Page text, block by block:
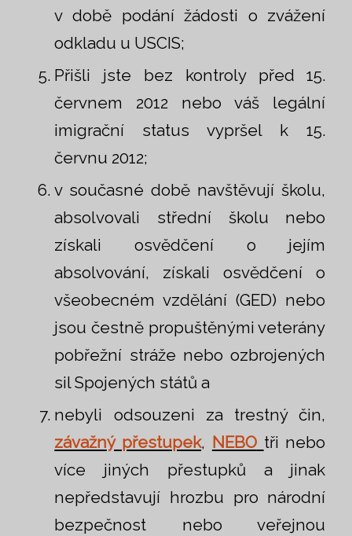
v době podání žádosti o zvážení
odkladu u USCIS;
Přišli jste bez kontroly před 15.
červnem 2012 nebo váš legální
imigrační status vypršel k 15.
červnu 2012;
v současné době navštěvují školu,
absolvovali střední školu nebo
získali osvědčení o jejím
absolvování, získali osvědčení o
všeobecném vzdělání (GED) nebo
jsou čestně propuštěnými veterány
pobřežní stráže nebo ozbrojených
sil Spojených států a
nebyli odsouzeni za trestný čin,
závažný přestupek, NEBO tři nebo
více jiných přestupků a jinak
nepředstavují hrozbu pro národní
bezpečnost nebo veřejnou